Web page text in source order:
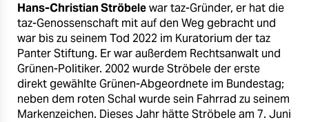
Hans-Christian Ströbelewar taz-Gründer, er hat die
taz-Genossenschaft mit auf den Weg gebracht und
war bis zu seinem Tod 2022 im Kuratorium der taz
Panter Stiftung. Er war außerdem Rechtsanwalt und
Grünen-Politiker. 2002 wurde Ströbele der erste
direkt gewählte Grünen-Abgeordnete im Bundestag;
neben dem roten Schal wurde sein Fahrrad zu seinem
Markenzeichen. Dieses Jahr hätte Ströbele am 7. Juni